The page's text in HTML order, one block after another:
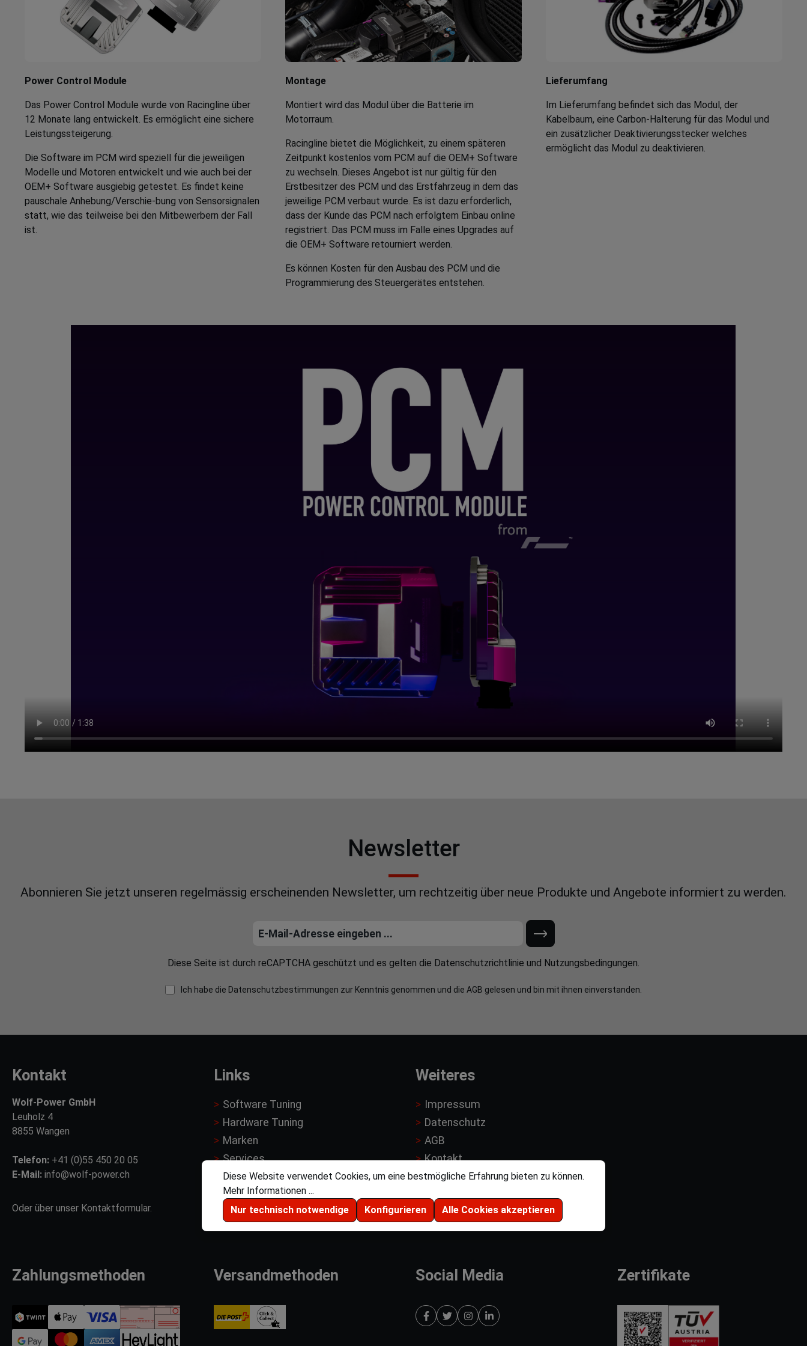
Power Control Module
Das Power Control Module wurde von Racingline über
12 Monate lang entwickelt. Es ermöglicht eine sichere
Leistungssteigerung.
Die Software im PCM wird speziell für die jeweiligen
Modelle und Motoren entwickelt und wie auch bei der
OEM+ Software ausgiebig getestet. Es findet keine
pauschale Anhebung/Verschie-bung von Sensorsignalen
statt, wie das teilweise bei den Mitbewerbern der Fall
ist.
Montage
Montiert wird das Modul über die Batterie im
Motorraum.
Racingline bietet die Möglichkeit, zu einem späteren
Zeitpunkt kostenlos vom PCM auf die OEM+ Software
zu wechseln. Dieses Angebot ist nur gültig für den
Erstbesitzer des PCM und das Erstfahrzeug in dem das
jeweilige PCM verbaut wurde. Es ist dazu erforderlich,
dass der Kunde das PCM nach erfolgtem Einbau online
registriert. Das PCM muss im Falle eines Upgrades auf
die OEM+ Software retourniert werden.
Es können Kosten für den Ausbau des PCM und die
Programmierung des Steuergerätes entstehen.
Lieferumfang
Im Lieferumfang befindet sich das Modul, der
Kabelbaum, eine Carbon-Halterung für das Modul und
ein zusätzlicher Deaktivierungsstecker welches
ermöglicht das Modul zu deaktivieren.
Newsletter
Abonnieren Sie jetzt unseren regelmässig erscheinenden Newsletter, um rechtzeitig über neue Produkte und Angebote informiert zu werden.
Diese Seite ist durch reCAPTCHA geschützt und es gelten die Datenschutzrichtlinie und Nutzungsbedingungen.
Ich habe die Datenschutzbestimmungen zur Kenntnis genommen und die AGB gelesen und bin mit ihnen einverstanden.
Kontakt
Wolf-Power GmbH
Leuholz 4
8855 Wangen
Telefon: +41 (0)55 450 20 05
E-Mail: info@wolf-power.ch
Oder über unser Kontaktformular.
Links
Software Tuning
Hardware Tuning
Marken
Services
Motorsport
Händler
Weiteres
Impressum
Datenschutz
AGB
Kontakt
Händler Registrierung
Zahlungsmethoden Versandmethoden Social Media Zertifikate
Diese Website verwendet Cookies, um eine bestmögliche Erfahrung bieten zu können.
Mehr Informationen ...
Nur technisch notwendige
Konfigurieren Alle Cookies akzeptieren